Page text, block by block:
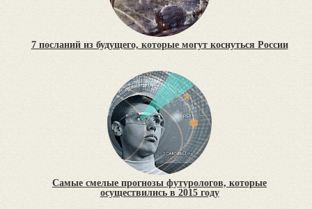
7 посланий из будущего, которые могут коснуться России
Самые смелые прогнозы футурологов, которые
осуществились в 2015 году